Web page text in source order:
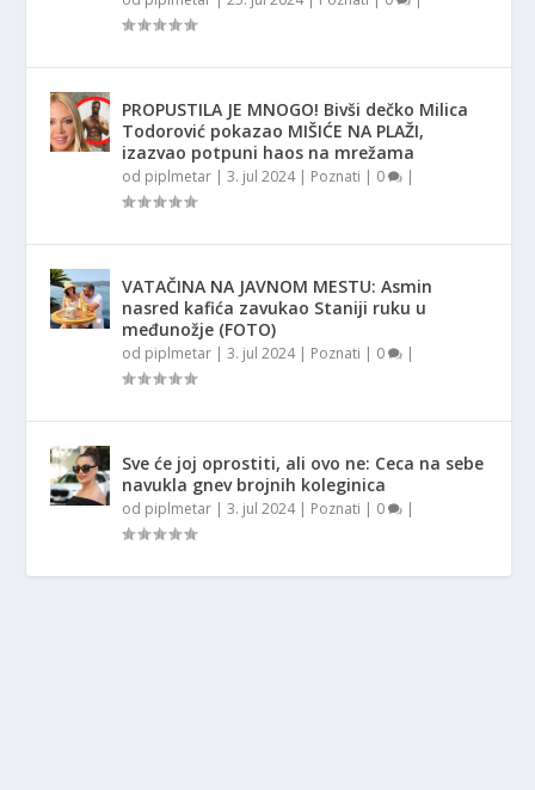
PROPUSTILA JE MNOGO! Bivši dečko Milica
Todorović pokazao MIŠIĆE NA PLAŽI,
izazvao potpuni haos na mrežama
od piplmetar |3. jul 2024| Poznati | 0 |
VATAČINA NA JAVNOM MESTU: Asmin
nasred kafića zavukao Staniji ruku u
međunožje (FOTO)
od piplmetar |3. jul 2024| Poznati | 0 |
Sve će joj oprostiti, ali ovo ne: Ceca na sebe
navukla gnev brojnih koleginica
od piplmetar |3. jul 2024| Poznati | 0 |